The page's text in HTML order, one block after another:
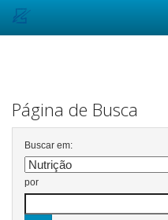
Página de Busca
Buscar em:
por